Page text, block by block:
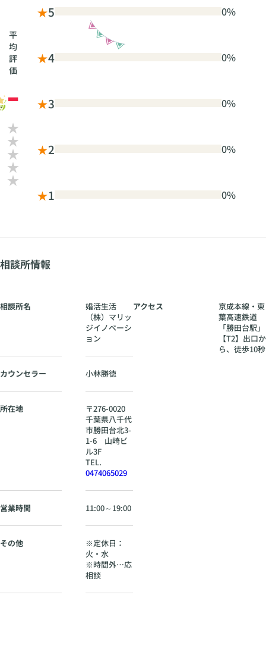
平
均
評
価
-
★5 0%
★4 0%
★3 0%
★2 0%
★1 0%
相談所情報
相談所名
婚活生活
（株）マリッ
ジイノベーシ
ョン
カウンセラー 小林勝徳
所在地 〒276-0020
千葉県八千代
市勝田台北3-
1-6 山崎ビ
ル3F
TEL.
0474065029
営業時間 11:00～19:00
その他
※定休日：
火・水
※時間外…応
相談
アクセス
京成本線・東
葉高速鉄道
「勝田台駅」
【T2】出口か
ら、徒歩10秒